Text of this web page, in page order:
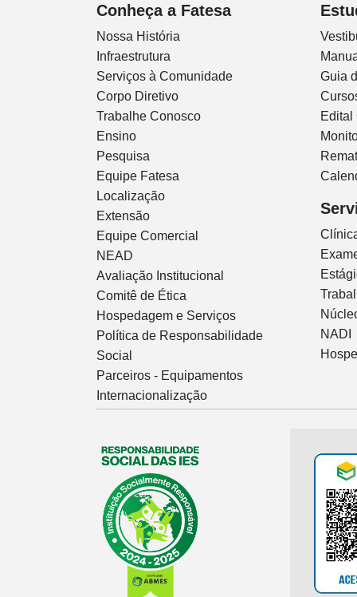
Conheça a Fatesa
Nossa História
Infraestrutura
Serviços à Comunidade
Corpo Diretivo
Trabalhe Conosco
Ensino
Pesquisa
Equipe Fatesa
Localização
Extensão
Equipe Comercial
NEAD
Avaliação Institucional
Comitê de Ética
Hospedagem e Serviços
Política de Responsabilidade
Social
Parceiros - Equipamentos
Internacionalização
Guia
Edital
NADI